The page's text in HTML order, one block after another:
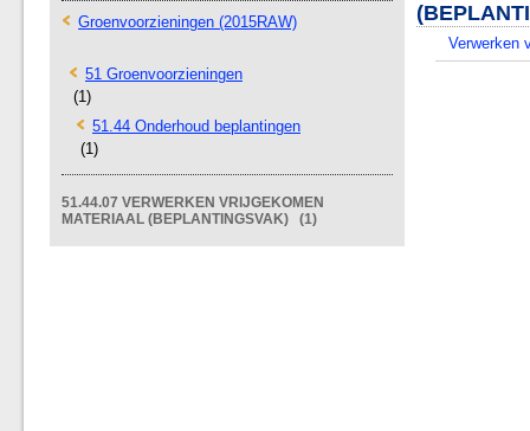
Groenvoorzieningen (2015RAW)
51 Groenvoorzieningen
(1)
51.44 Onderhoud beplantingen
(1)
51.44.07 VERWERKEN VRIJGEKOMEN
MATERIAAL (BEPLANTINGSVAK) (1)
Verwerken